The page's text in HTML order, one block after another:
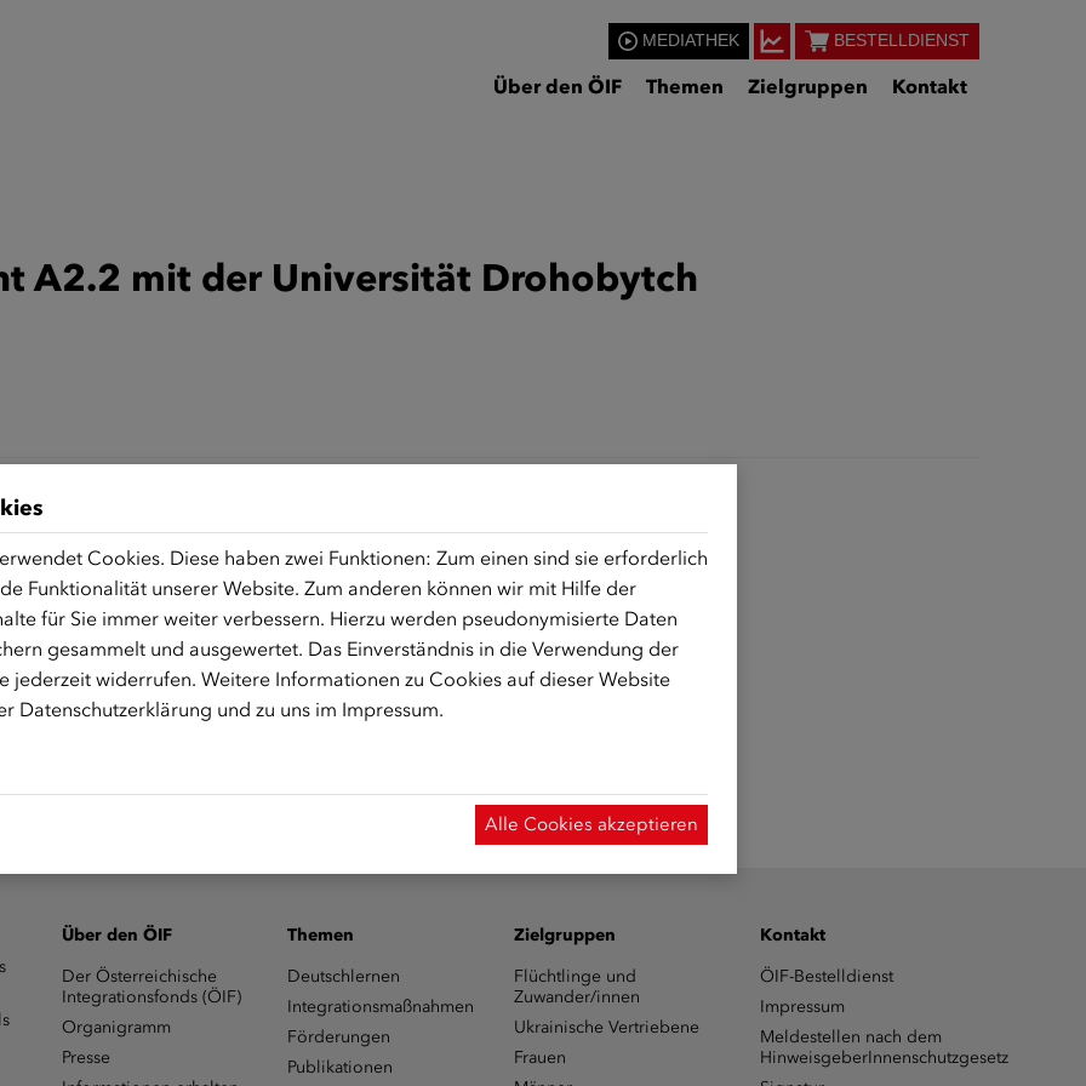
MEDIATHEK BESTELLDIENST
Über den ÖIF Themen Zielgruppen Kontakt
A2.2 mit der Universität Drohobytch
j/98712549710
Start des Onlinekurses aktiviert.)
Über den ÖIF
Der Österreichische
Integrationsfonds (ÖIF)
Organigramm
Presse
Themen
Deutschlernen
Integrationsmaßnahmen
Förderungen
Publikationen
Zielgruppen
Flüchtlinge und
Zuwander/innen
Ukrainische Vertriebene
Frauen
Kontakt
ÖIF-Bestelldienst
Impressum
Meldestellen nach dem
HinweisgeberInnenschutzgesetz
Cookies. Diese haben zwei Funktionen: Zum einen sind sie erforderlich
Funktionalität unserer Website. Zum anderen können wir mit Hilfe der
für Sie immer weiter verbessern. Hierzu werden pseudonymisierte Daten
gesammelt und ausgewertet. Das Einverständnis in die Verwendung der
jederzeit widerrufen. Weitere Informationen zu Cookies auf dieser Website
Datenschutzerklärung und zu uns im Impressum.
Alle Cookies akzeptieren